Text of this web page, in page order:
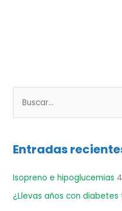
u
c
r
p
Entradas
Isopreno e hipoglucemias
¿Llevas años con diabetes